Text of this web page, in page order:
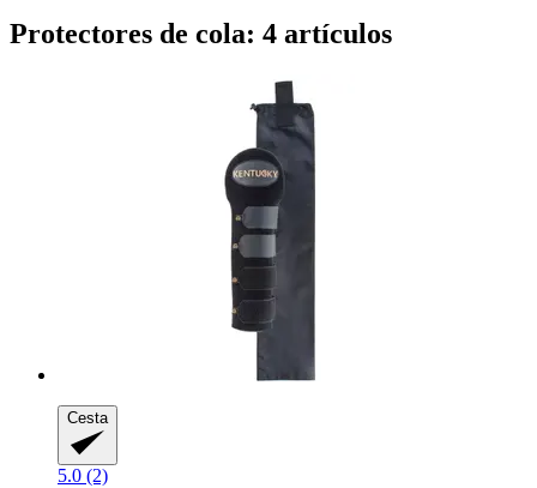
Protectores de cola: 4 artículos
Cesta
5.0 (2)